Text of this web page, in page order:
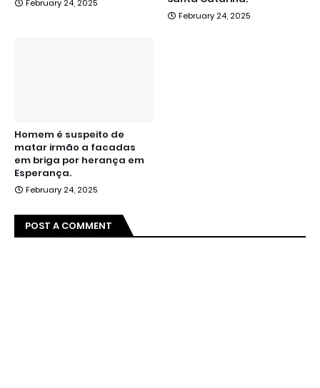
February 24, 2025
February 24, 2025
Homem é suspeito de
matar irmão a facadas
em briga por herança em
Esperança.
February 24, 2025
POST A COMMENT